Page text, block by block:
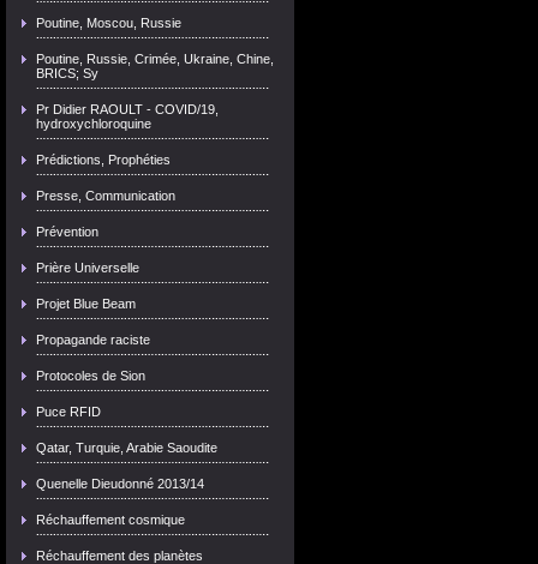
Poutine, Moscou, Russie
Poutine, Russie, Crimée, Ukraine, Chine,
BRICS; Sy
Pr Didier RAOULT - COVID/19,
hydroxychloroquine
Prédictions, Prophéties
Presse, Communication
Prévention
Prière Universelle
Projet Blue Beam
Propagande raciste
Protocoles de Sion
Puce RFID
Qatar, Turquie, Arabie Saoudite
Quenelle Dieudonné 2013/14
Réchauffement cosmique
Réchauffement des planètes